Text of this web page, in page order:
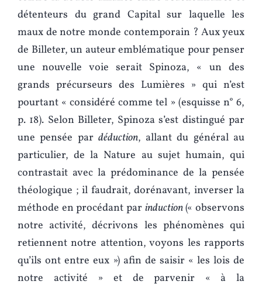
détenteurs du grand Capital sur laquelle les
maux de notre monde contemporain ? Aux yeux
de Billeter, un auteur emblématique pour penser
une nouvelle voie serait Spinoza, « un des
grands précurseurs des Lumières » qui n’est
pourtant « considéré comme tel » (esquisse n° 6,
p. 18). Selon Billeter, Spinoza s’est distingué par
une pensée par déduction, allant du général au
particulier, de la Nature au sujet humain, qui
contrastait avec la prédominance de la pensée
théologique ; il faudrait, dorénavant, inverser la
méthode en procédant par induction(« observons
notre activité, décrivons les phénomènes qui
retiennent notre attention, voyons les rapports
qu’ils ont entre eux ») afin de saisir « les lois de
notre activité » et de parvenir « à la